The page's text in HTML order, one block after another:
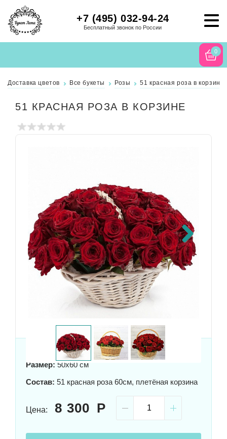
+7 (495) 032-94-24
Бесплатный звонок по России
0
Доставка цветов Все букеты Розы 51 красная роза в корзине
51 КРАСНАЯ РОЗА В КОРЗИНЕ
Next
Размер: 50x60 см
Состав: 51 красная роза 60см, плетёная корзина
Цена: 8 300